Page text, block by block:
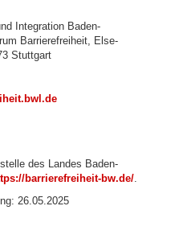
Integration Baden-
Barrierefreiheit, Else-
Stuttgart
des Landes Baden-
barrierefreiheit-bw.de/.
26.05.2025